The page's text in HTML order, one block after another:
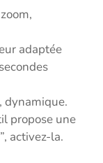
adaptée
dynamique.
propose une
activez-la.